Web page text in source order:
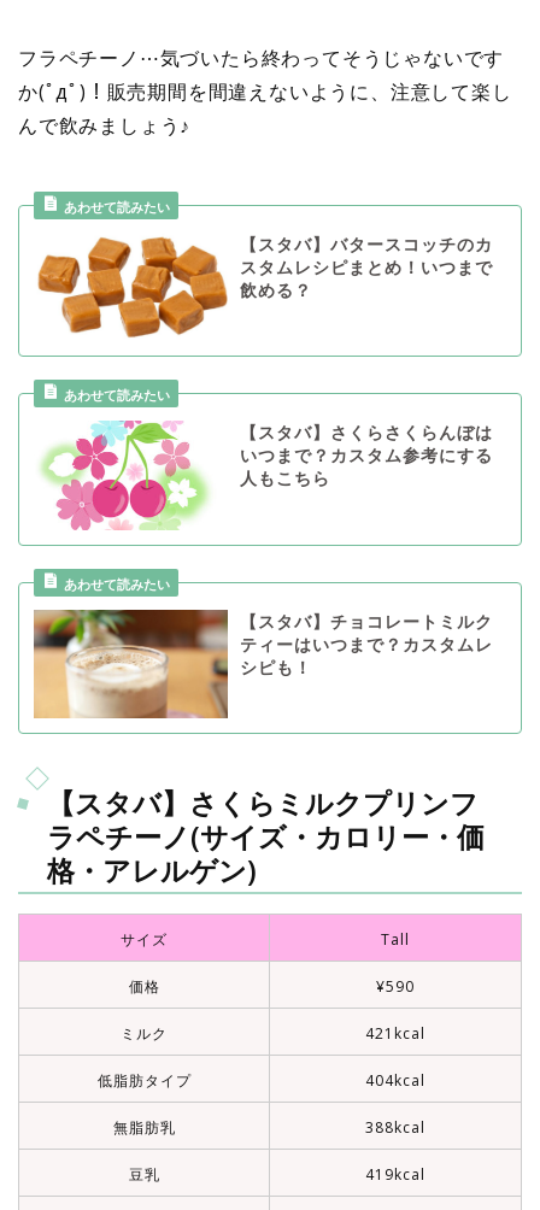
フラペチーノ⋯気づいたら終わってそうじゃないです
か(ﾟдﾟ)！販売期間を間違えないように、注意して楽し
んで飲みましょう♪
【スタバ】バタースコッチのカ
スタムレシピまとめ！いつまで
飲める？
【スタバ】さくらさくらんぼは
いつまで？カスタム参考にする
人もこちら
【スタバ】チョコレートミルク
ティーはいつまで？カスタムレ
シピも！
【スタバ】さくらミルクプリンフ
ラペチーノ(サイズ・カロリー・価
格・アレルゲン)
サイズ Tall
価格 ¥590
ミルク 421kcal
低脂肪タイプ 404kcal
無脂肪乳 388kcal
豆乳 419kcal